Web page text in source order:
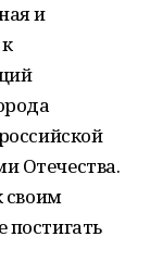
и
Отечества.
своим
постигать